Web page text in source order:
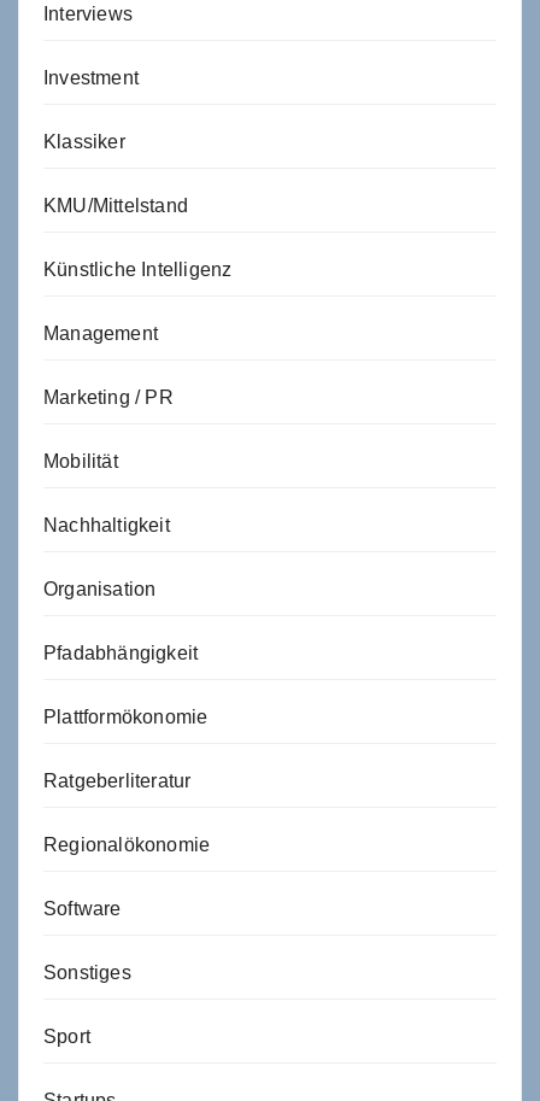
Interviews
Investment
Klassiker
KMU/Mittelstand
Künstliche Intelligenz
Management
Marketing / PR
Mobilität
Nachhaltigkeit
Organisation
Pfadabhängigkeit
Plattformökonomie
Ratgeberliteratur
Regionalökonomie
Software
Sonstiges
Sport